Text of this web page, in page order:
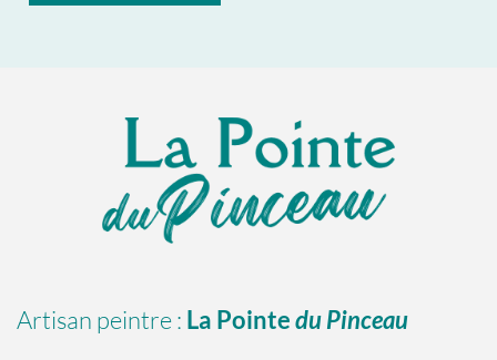
Artisan peintre : La Pointe du Pinceau